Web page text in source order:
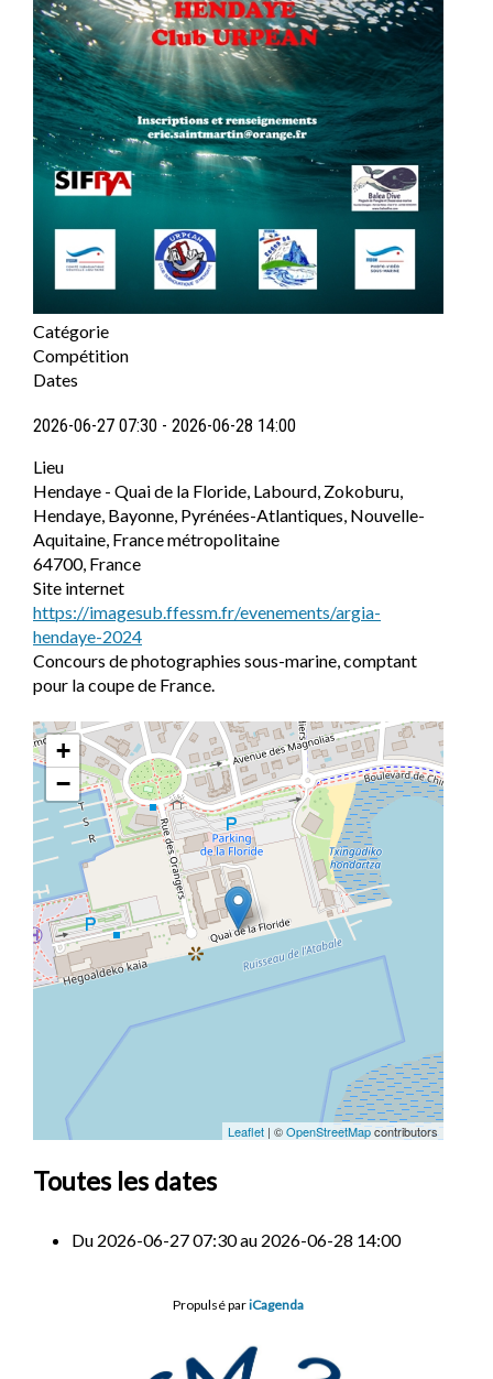
Catégorie
Compétition
Dates
2026-06-27 07:30 - 2026-06-28 14:00
Lieu
Hendaye - Quai de la Floride, Labourd, Zokoburu,
Hendaye, Bayonne, Pyrénées-Atlantiques, Nouvelle-
Aquitaine, France métropolitaine
64700, France
Site internet
https://imagesub.ffessm.fr/evenements/argia-
hendaye-2024
Concours de photographies sous-marine, comptant
pour la coupe de France.
+
−
Leaflet | ©OpenStreetMapcontributors
Toutes les dates
Du 2026-06-2707:30au 2026-06-28 14:00
Propulsé pariCagenda